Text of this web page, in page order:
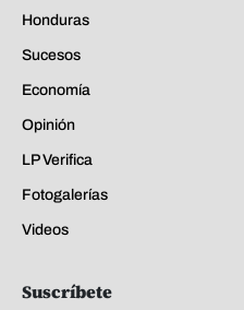
Honduras
Sucesos
Economía
Opinión
LP Verifica
Fotogalerías
Videos
Suscríbete